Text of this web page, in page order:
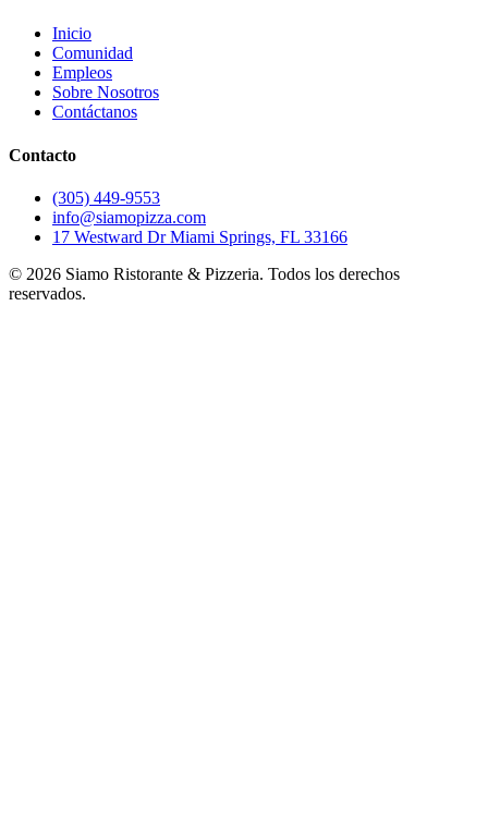
Inicio
Comunidad
Empleos
Sobre Nosotros
Contáctanos
Contacto
(305) 449-9553
info@siamopizza.com
17 Westward Dr Miami Springs, FL 33166
© 2026 Siamo Ristorante & Pizzeria. Todos los derechos
reservados.